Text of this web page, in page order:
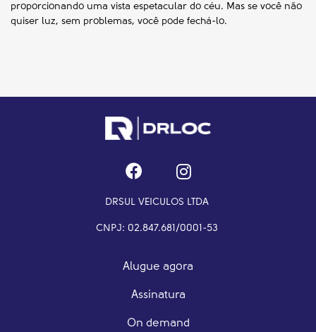
proporcionando uma vista espetacular do céu. Mas se você não
quiser luz, sem problemas, você pode fechá-lo.
DRSUL VEICULOS LTDA
CNPJ: 02.847.681/0001-53
Alugue agora
Assinatura
On demand